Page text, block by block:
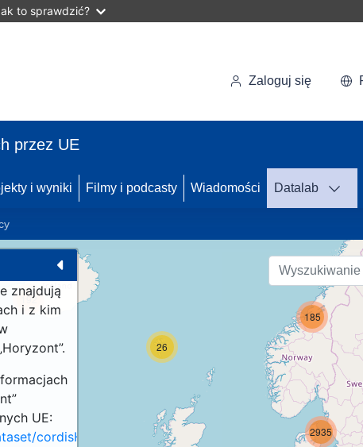
to sprawdzić?
Zaloguj się
przez UE
i wyniki Filmy i podcasty Wiadomości Datalab
znajdują
i z kim
UE:
cordisH2020projects.
26
192
185
2935